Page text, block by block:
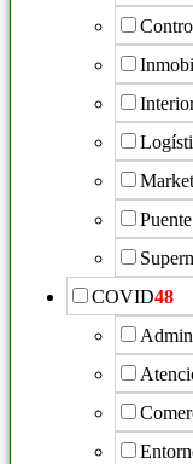
COVID48